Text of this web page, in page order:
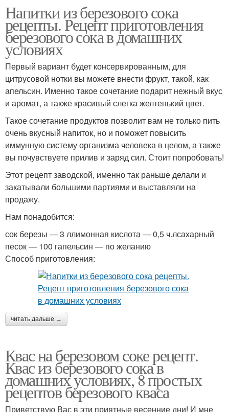
Напитки из березового сока
рецепты. Рецепт приготовления
березового сока в домашних
условиях
Первый вариант будет консервированным, для
цитрусовой нотки вы можете внести фрукт, такой, как
апельсин. Именно такое сочетание подарит нежный вкус
и аромат, а также красивый слегка желтенький цвет.
Такое сочетание продуктов позволит вам не только пить
очень вкусный напиток, но и поможет повысить
иммунную систему организма человека в целом, а также
вы почувствуете прилив и заряд сил. Стоит попробовать!
Этот рецепт заводской, именно так раньше делали и
закатывали большими партиями и выставляли на
продажу.
Нам понадобится:
сок березы — 3 ллимонная кислота — 0,5 ч.лсахарный
песок — 100 гапельсин — по желанию
Способ приготовления:
читать дальше →
Квас на березовом соке рецепт.
Квас из березового сока в
домашних условиях, 8 простых
рецептов березового кваса
Приветствую Вас в эти приятные весенние дни! И мне